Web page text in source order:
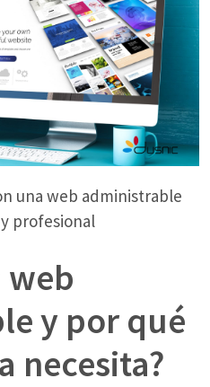
una web administrable
profesional
web
y por qué
necesita?